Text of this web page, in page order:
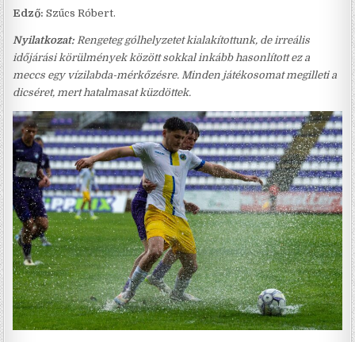
Edző:Szűcs Róbert.
Nyilatkozat: Rengeteg gólhelyzetet kialakítottunk, de irreális
időjárási körülmények között sokkal inkább hasonlított ez a
meccs egy vízilabda-mérkőzésre. Minden játékosomat megilleti a
dicséret, mert hatalmasat küzdöttek.